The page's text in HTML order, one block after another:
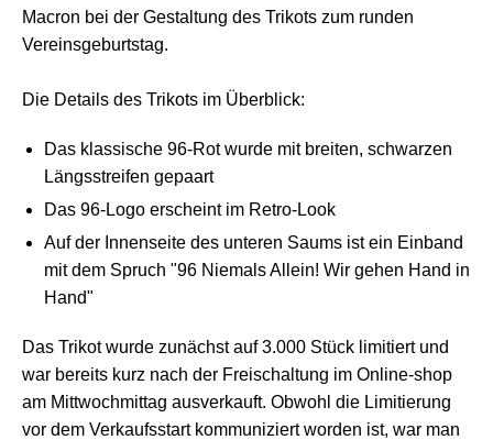
Macron bei der Gestaltung des Trikots zum runden
Vereinsgeburtstag.
Die Details des Trikots im Überblick:
Das klassische 96-Rot wurde mit breiten, schwarzen
Längsstreifen gepaart
Das 96-Logo erscheint im Retro-Look
Auf der Innenseite des unteren Saums ist ein Einband
mit dem Spruch "96 Niemals Allein! Wir gehen Hand in
Hand"
Das Trikot wurde zunächst auf 3.000 Stück limitiert und
war bereits kurz nach der Freischaltung im Online-shop
am Mittwochmittag ausverkauft. Obwohl die Limitierung
vor dem Verkaufsstart kommuniziert worden ist, war man